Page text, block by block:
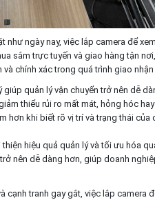
ngày nay, việc lắp camera để
sắm trực tuyến và giao hàng tận
chính xác trong quá trình giao
giúp quản lý vận chuyển trở nên dễ
thiểu rủi ro mất mát, hỏng hóc
hơn khi biết rõ vị trí và trạng thái của
hiệu quả quản lý và tối ưu hóa
nên dễ dàng hơn, giúp doanh
tranh gay gắt, việc lắp camera